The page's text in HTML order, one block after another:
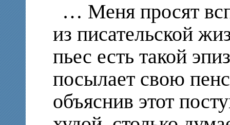
… Меня просят
из писательской
пьес есть такой
посылает свою
объяснив этот